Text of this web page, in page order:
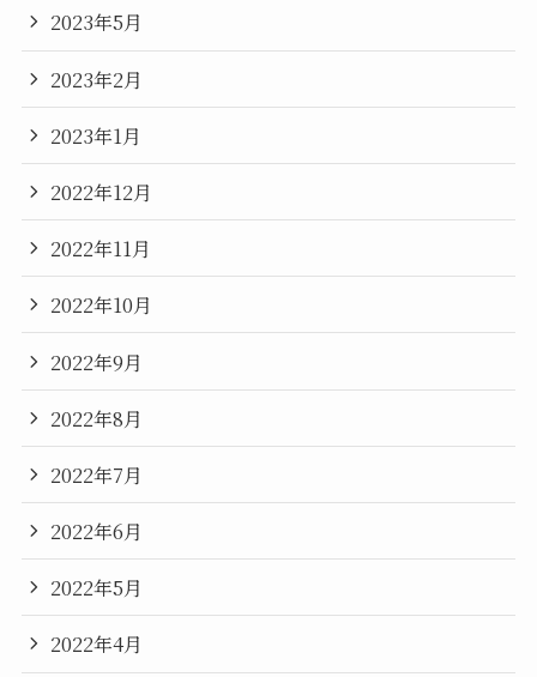
2023年5月
2023年2月
2023年1月
2022年12月
2022年11月
2022年10月
2022年9月
2022年8月
2022年7月
2022年6月
2022年5月
2022年4月